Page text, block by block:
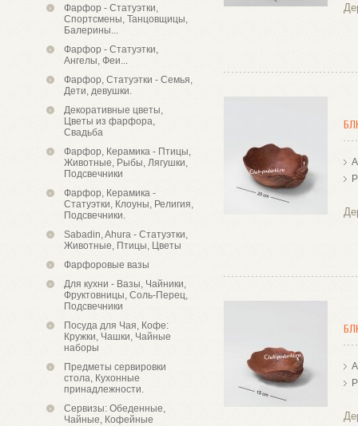
Фарфор - Статуэтки,
Спортсмены, Танцовщицы,
Балерины...
Фарфор - Статуэтки,
Ангелы, Феи...
Фарфор, Статуэтки - Семья,
Дети, девушки.
Декоративные цветы,
Цветы из фарфора,
Свадьба
Фарфор, Керамика - Птицы,
Животные, Рыбы, Лягушки,
Подсвечники
Фарфор, Керамика -
Статуэтки, Клоуны, Религия,
Подсвечники.
Sabadin, Ahura - Статуэтки,
Животные, Птицы, Цветы
Фарфоровые вазы
Для кухни - Вазы, Чайники,
Фруктовницы, Соль-Перец,
Подсвечники
Посуда для Чая, Кофе:
Кружки, Чашки, Чайные
наборы
Предметы сервировки
стола, Кухонные
принадлежности.
Сервизы: Обеденные,
Чайные, Кофейные